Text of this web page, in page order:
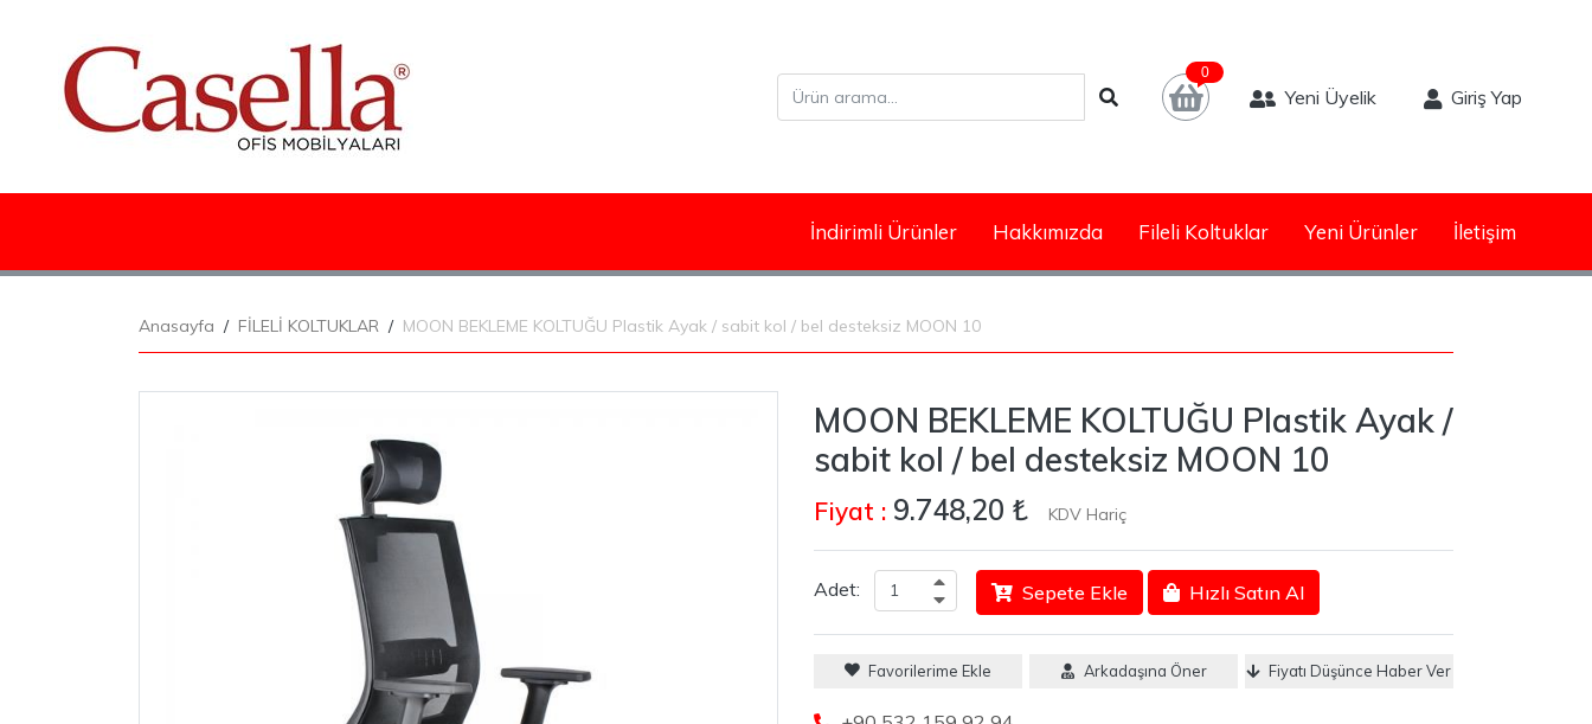
0
Yeni Üyelik Giriş Yap
İndirimli Ürünler Hakkımızda Fileli Koltuklar Yeni Ürünler İletişim
Anasayfa FİLELİ KOLTUKLAR MOON BEKLEME KOLTUĞU Plastik Ayak / sabit kol / bel desteksiz MOON 10
MOON BEKLEME KOLTUĞU Plastik Ayak /
sabit kol / bel desteksiz MOON 10
Fiyat : 9.748,20 ₺ KDV Hariç
Adet: Sepete Ekle Hızlı Satın Al
Favorilerime Ekle Arkadaşına Öner Fiyatı Düşünce Haber Ver